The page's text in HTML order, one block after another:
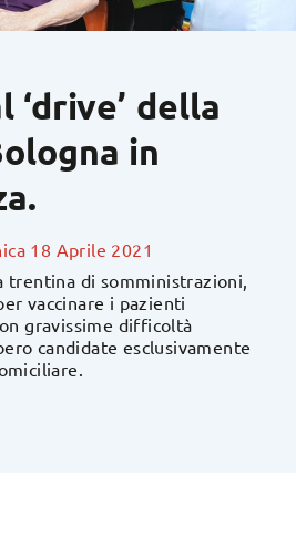
‘drive’ della
in
18 Aprile 2021
trentina di somministrazioni,
vaccinare i pazienti
gravissime difficoltà
candidate esclusivamente